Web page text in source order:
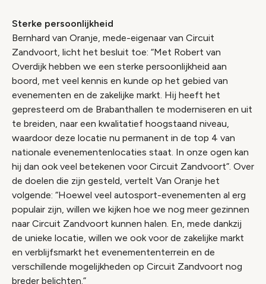
Sterke persoonlijkheid
Bernhard van Oranje, mede-eigenaar van Circuit
Zandvoort, licht het besluit toe: “Met Robert van
Overdijk hebben we een sterke persoonlijkheid aan
boord, met veel kennis en kunde op het gebied van
evenementen en de zakelijke markt. Hij heeft het
gepresteerd om de Brabanthallen te moderniseren en uit
te breiden, naar een kwalitatief hoogstaand niveau,
waardoor deze locatie nu permanent in de top 4 van
nationale evenementenlocaties staat. In onze ogen kan
hij dan ook veel betekenen voor Circuit Zandvoort”. Over
de doelen die zijn gesteld, vertelt Van Oranje het
volgende: “Hoewel veel autosport-evenementen al erg
populair zijn, willen we kijken hoe we nog meer gezinnen
naar Circuit Zandvoort kunnen halen. En, mede dankzij
de unieke locatie, willen we ook voor de zakelijke markt
en verblijfsmarkt het evenemententerrein en de
verschillende mogelijkheden op Circuit Zandvoort nog
breder belichten.”